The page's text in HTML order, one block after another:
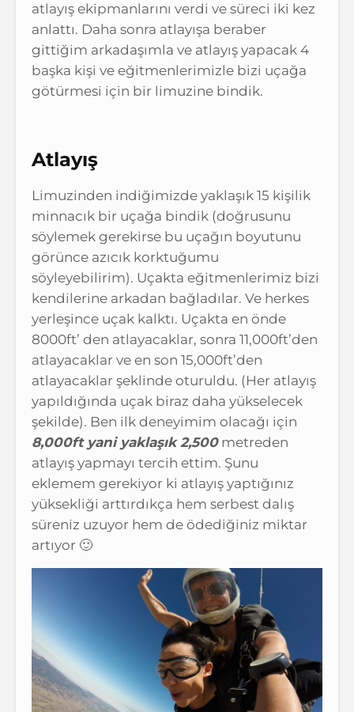
atlayış ekipmanlarını verdi ve süreci iki kez
anlattı. Daha sonra atlayışa beraber
gittiğim arkadaşımla ve atlayış yapacak 4
başka kişi ve eğitmenlerimizle bizi uçağa
götürmesi için bir limuzine bindik.
Atlayış
Limuzinden indiğimizde yaklaşık 15 kişilik
minnacık bir uçağa bindik (doğrusunu
söylemek gerekirse bu uçağın boyutunu
görünce azıcık korktuğumu
söyleyebilirim). Uçakta eğitmenlerimiz bizi
kendilerine arkadan bağladılar. Ve herkes
yerleşince uçak kalktı. Uçakta en önde
8000ft’ den atlayacaklar, sonra 11,000ft’den
atlayacaklar ve en son 15,000ft’den
atlayacaklar şeklinde oturuldu. (Her atlayış
yapıldığında uçak biraz daha yükselecek
şekilde). Ben ilk deneyimim olacağı için
8,000ft yani yaklaşık 2,500metreden
atlayış yapmayı tercih ettim. Şunu
eklemem gerekiyor ki atlayış yaptığınız
yüksekliği arttırdıkça hem serbest dalış
süreniz uzuyor hem de ödediğiniz miktar
artıyor 🙂